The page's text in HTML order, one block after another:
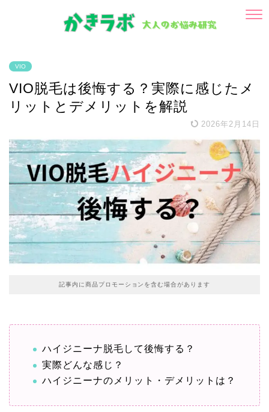
VIO
VIO脱毛は後悔する？実際に感じたメ
リットとデメリットを解説
2026年2月14日
記事内に商品プロモーションを含む場合があります
ハイジニーナ脱毛して後悔する？
実際どんな感じ？
ハイジニーナのメリット・デメリットは？